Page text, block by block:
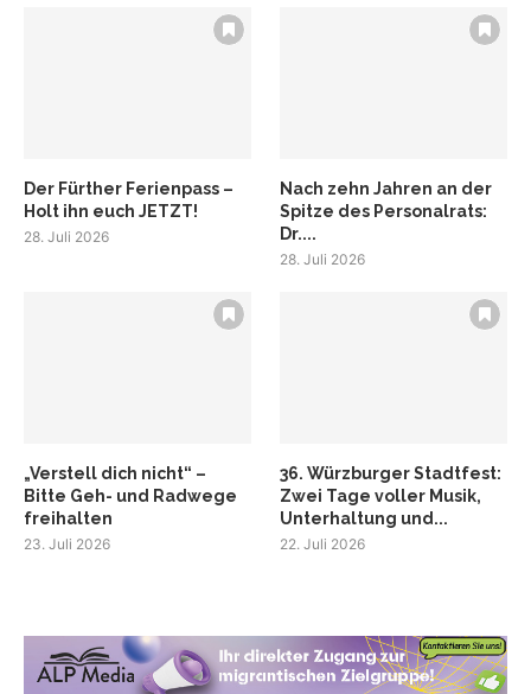
Der Fürther Ferienpass –
Holt ihn euch JETZT!
28. Juli 2026
Nach zehn Jahren an der
Spitze des Personalrats:
Dr....
28. Juli 2026
„Verstell dich nicht“ –
Bitte Geh- und Radwege
freihalten
23. Juli 2026
36. Würzburger Stadtfest:
Zwei Tage voller Musik,
Unterhaltung und...
22. Juli 2026